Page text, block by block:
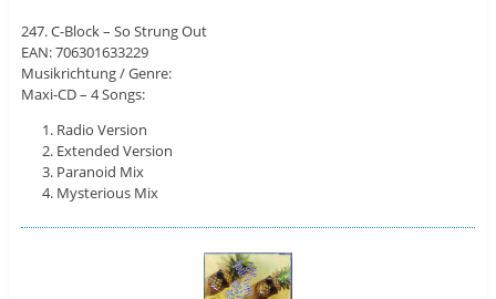
247. C-Block – So Strung Out
EAN: 706301633229
Musikrichtung / Genre:
Maxi-CD – 4 Songs:
Radio Version
Extended Version
Paranoid Mix
Mysterious Mix